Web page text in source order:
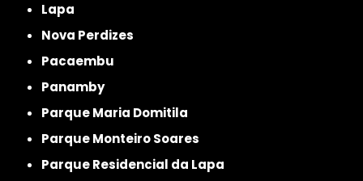
Lapa
Nova Perdizes
Pacaembu
Panamby
Parque Maria Domitila
Parque Monteiro Soares
Parque Residencial da Lapa